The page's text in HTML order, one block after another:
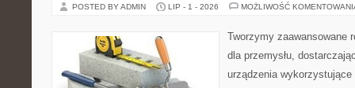
POSTED BY ADMIN LIP - 1 - 2026 MOŻLIWOŚĆ
Tworzymy zaawansowane
dla przemysłu,
urządzenia wykorzystujące